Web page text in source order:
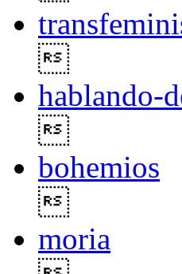
hablando-
bohemios
moria